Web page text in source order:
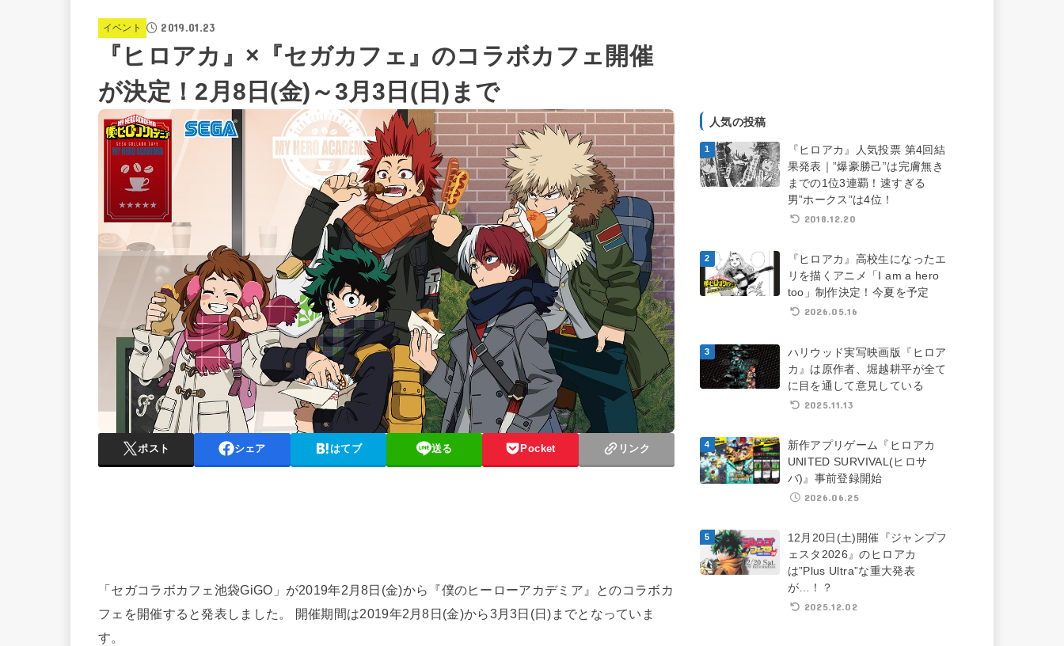
イベント 2019.01.23
『ヒロアカ』×『セガカフェ』のコラボカフェ開催
が決定！2月8日(金)～3月3日(日)まで
ポスト シェア はてブ 送る Pocket リンク
「セガコラボカフェ池袋GiGO」が2019年2月8日(金)から『僕のヒーローアカデミア』とのコラボカ
フェを開催すると発表しました。
開催期間は2019年2月8日(金)から3月3日(日)までとなっていま
す。
人気の投稿
『ヒロアカ』人気投票 第4回結
果発表｜”爆豪勝己”は完膚無き
までの1位3連覇！速すぎる
男”ホークス”は4位！
2018.12.20
『ヒロアカ』高校生になったエ
リを描くアニメ「I am a hero
too」制作決定！今夏を予定
2026.05.16
ハリウッド実写映画版『ヒロア
カ』は原作者、堀越耕平が全て
に目を通して意見している
2025.11.13
新作アプリゲーム『ヒロアカ
UNITED SURVIVAL(ヒロサ
バ)』事前登録開始
2026.06.25
12月20日(土)開催『ジャンプフ
ェスタ2026』のヒロアカ
は”Plus Ultra”な重大発表
が…！？
2025.12.02